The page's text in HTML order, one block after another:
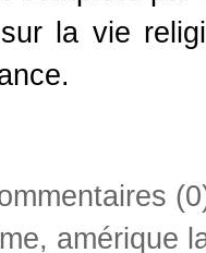
sur la vie
, amérique